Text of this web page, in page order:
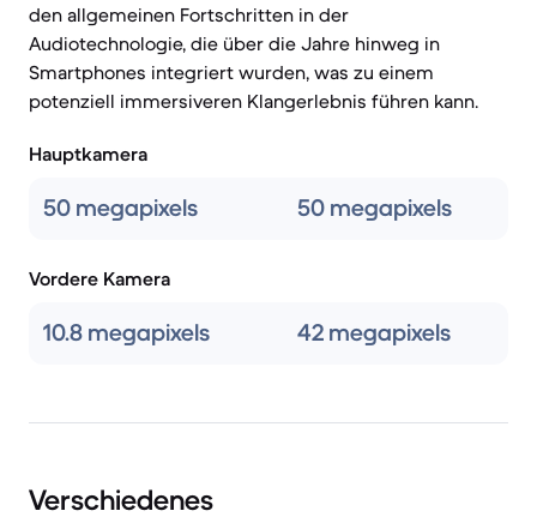
den allgemeinen Fortschritten in der
Audiotechnologie, die über die Jahre hinweg in
Smartphones integriert wurden, was zu einem
potenziell immersiveren Klangerlebnis führen kann.
Hauptkamera
50 megapixels 50 megapixels
Vordere Kamera
10.8 megapixels 42 megapixels
Verschiedenes